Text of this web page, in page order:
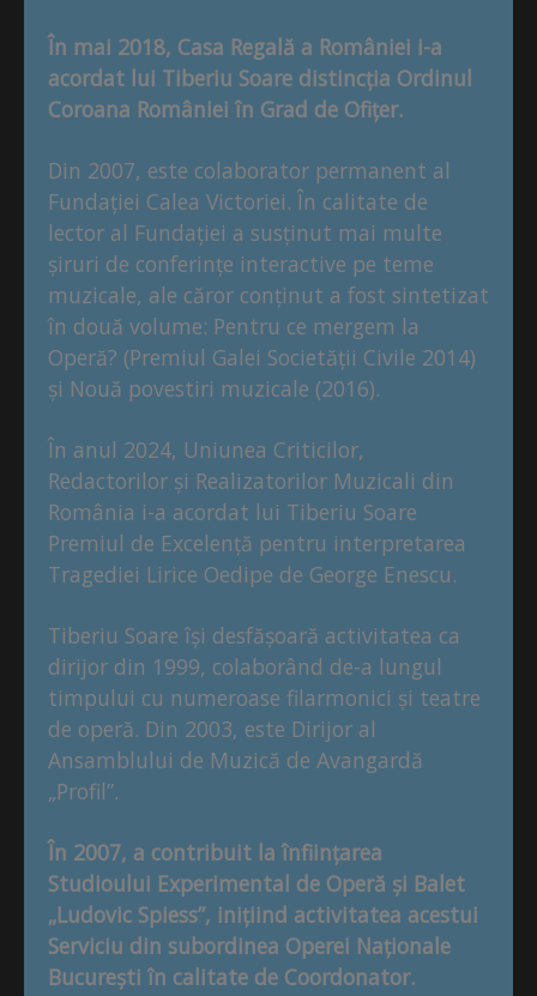
În mai 2018, Casa Regală a României i-a
acordat lui Tiberiu Soare distincția Ordinul
Coroana României în Grad de Ofițer.
Din 2007, este colaborator permanent al
Fundației Calea Victoriei. În calitate de
lector al Fundației a susținut mai multe
șiruri de conferințe interactive pe teme
muzicale, ale căror conținut a fost sintetizat
în două volume: Pentru ce mergem la
Operă? (Premiul Galei Societății Civile 2014)
și Nouă povestiri muzicale (2016).
În anul 2024, Uniunea Criticilor,
Redactorilor și Realizatorilor Muzicali din
România i-a acordat lui Tiberiu Soare
Premiul de Excelență pentru interpretarea
Tragediei Lirice Oedipe de George Enescu.
Tiberiu Soare își desfășoară activitatea ca
dirijor din 1999, colaborând de-a lungul
timpului cu numeroase filarmonici și teatre
de operă. Din 2003, este Dirijor al
Ansamblului de Muzică de Avangardă
„Profil”.
În 2007, a contribuit la înființarea
Studioului Experimental de Operă și Balet
„Ludovic Spiess”, inițiind activitatea acestui
Serviciu din subordinea Operei Naționale
București în calitate de Coordonator.